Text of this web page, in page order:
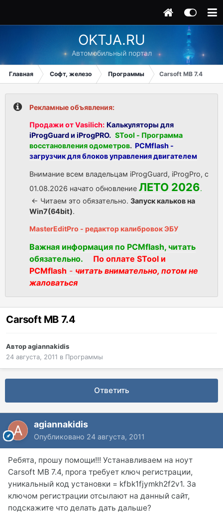
OKTJA.RU
Автомобильный портал
Главная Софт, железо Программы Carsoft MB 7.4
Рекламные объявления:
Продажи от Vasilich: Калькуляторы для
iProgGuard и iProgPRO. STool - Программа
восстановления одометров. PCMflash -
загрузчик для блоков управления двигателем
Внимание всем владельцам iProgGuard, iProgPro, с
01.08.2026 начато обновление ЛЕТО 2026.
<- Читаем это обязательно. Запуск кальков на
Win7(64bit).
MasterEditPro - редактор калибровок ЭБУ
Важная информация по PCMflash, читать
обязательно.
По оплате STool и
PCMflash - читать внимательно, потом не
жаловаться
Carsoft MB 7.4
Авторagiannakidis
24 августа, 2011 в Программы
Ответить
agiannakidis
Опубликовано 24 августа, 2011
Ребята, прошу помощи!!! Устанавливаем на ноут
Carsoft MB 7.4, прога требует ключ регистрации,
уникальный код установки = kfbk1fjymkh2f2v1. За
ключом регистрации отсылают на данный сайт,
подскажите что делать дать дальше?